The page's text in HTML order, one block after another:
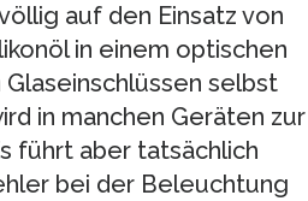
auf den Einsatz von
in einem optischen
selbst
in manchen Geräten zur
führt aber tatsächlich
bei der Beleuchtung